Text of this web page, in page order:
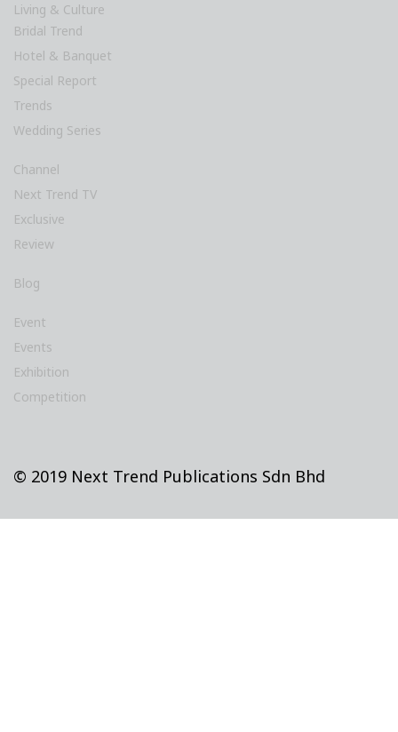
Living & Culture
Bridal Trend
Hotel & Banquet
Special Report
Trends
Wedding Series
Channel
Next Trend TV
Exclusive
Review
Blog
Event
Events
Exhibition
Competition
© 2019 Next Trend Publications Sdn Bhd